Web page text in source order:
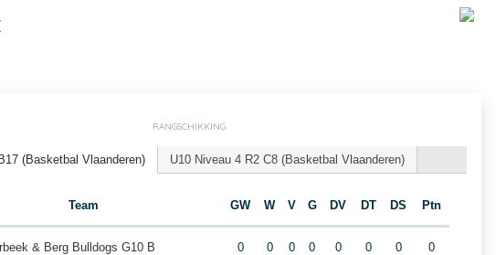
RANGSCHIKKING
(Basketbal Vlaanderen) U10 Niveau 4 R2 C8 (Basketbal Vlaanderen)
Team GW W V G DV DT DS Ptn
& Berg Bulldogs G10 B 0 0 0 0 0 0 0 0